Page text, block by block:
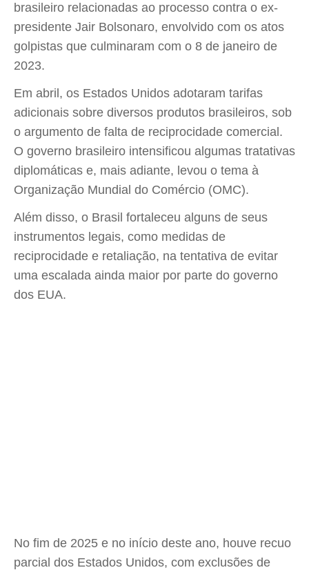
brasileiro relacionadas ao processo contra o ex-
presidente Jair Bolsonaro, envolvido com os atos
golpistas que culminaram com o 8 de janeiro de
2023.
Em abril, os Estados Unidos adotaram tarifas
adicionais sobre diversos produtos brasileiros, sob
o argumento de falta de reciprocidade comercial.
O governo brasileiro intensificou algumas tratativas
diplomáticas e, mais adiante, levou o tema à
Organização Mundial do Comércio (OMC).
Além disso, o Brasil fortaleceu alguns de seus
instrumentos legais, como medidas de
reciprocidade e retaliação, na tentativa de evitar
uma escalada ainda maior por parte do governo
dos EUA.
No fim de 2025 e no início deste ano, houve recuo
parcial dos Estados Unidos, com exclusões de